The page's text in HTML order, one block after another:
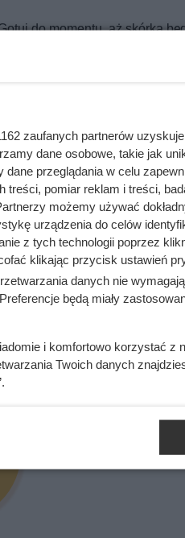
do momentu, aż skórka
polej sosem winegret tuż
przyrządzenia potrawy
go!
zaufanych partnerów
dane osobowe, takie jak
przeglądania w celu
pomiar reklam i treści,
możemy używać
urządzenia do celów
z tych technologii poprzez
klikając przycisk ustawień
danych nie
będą miały
i komfortowo korzystać z
Twoich danych